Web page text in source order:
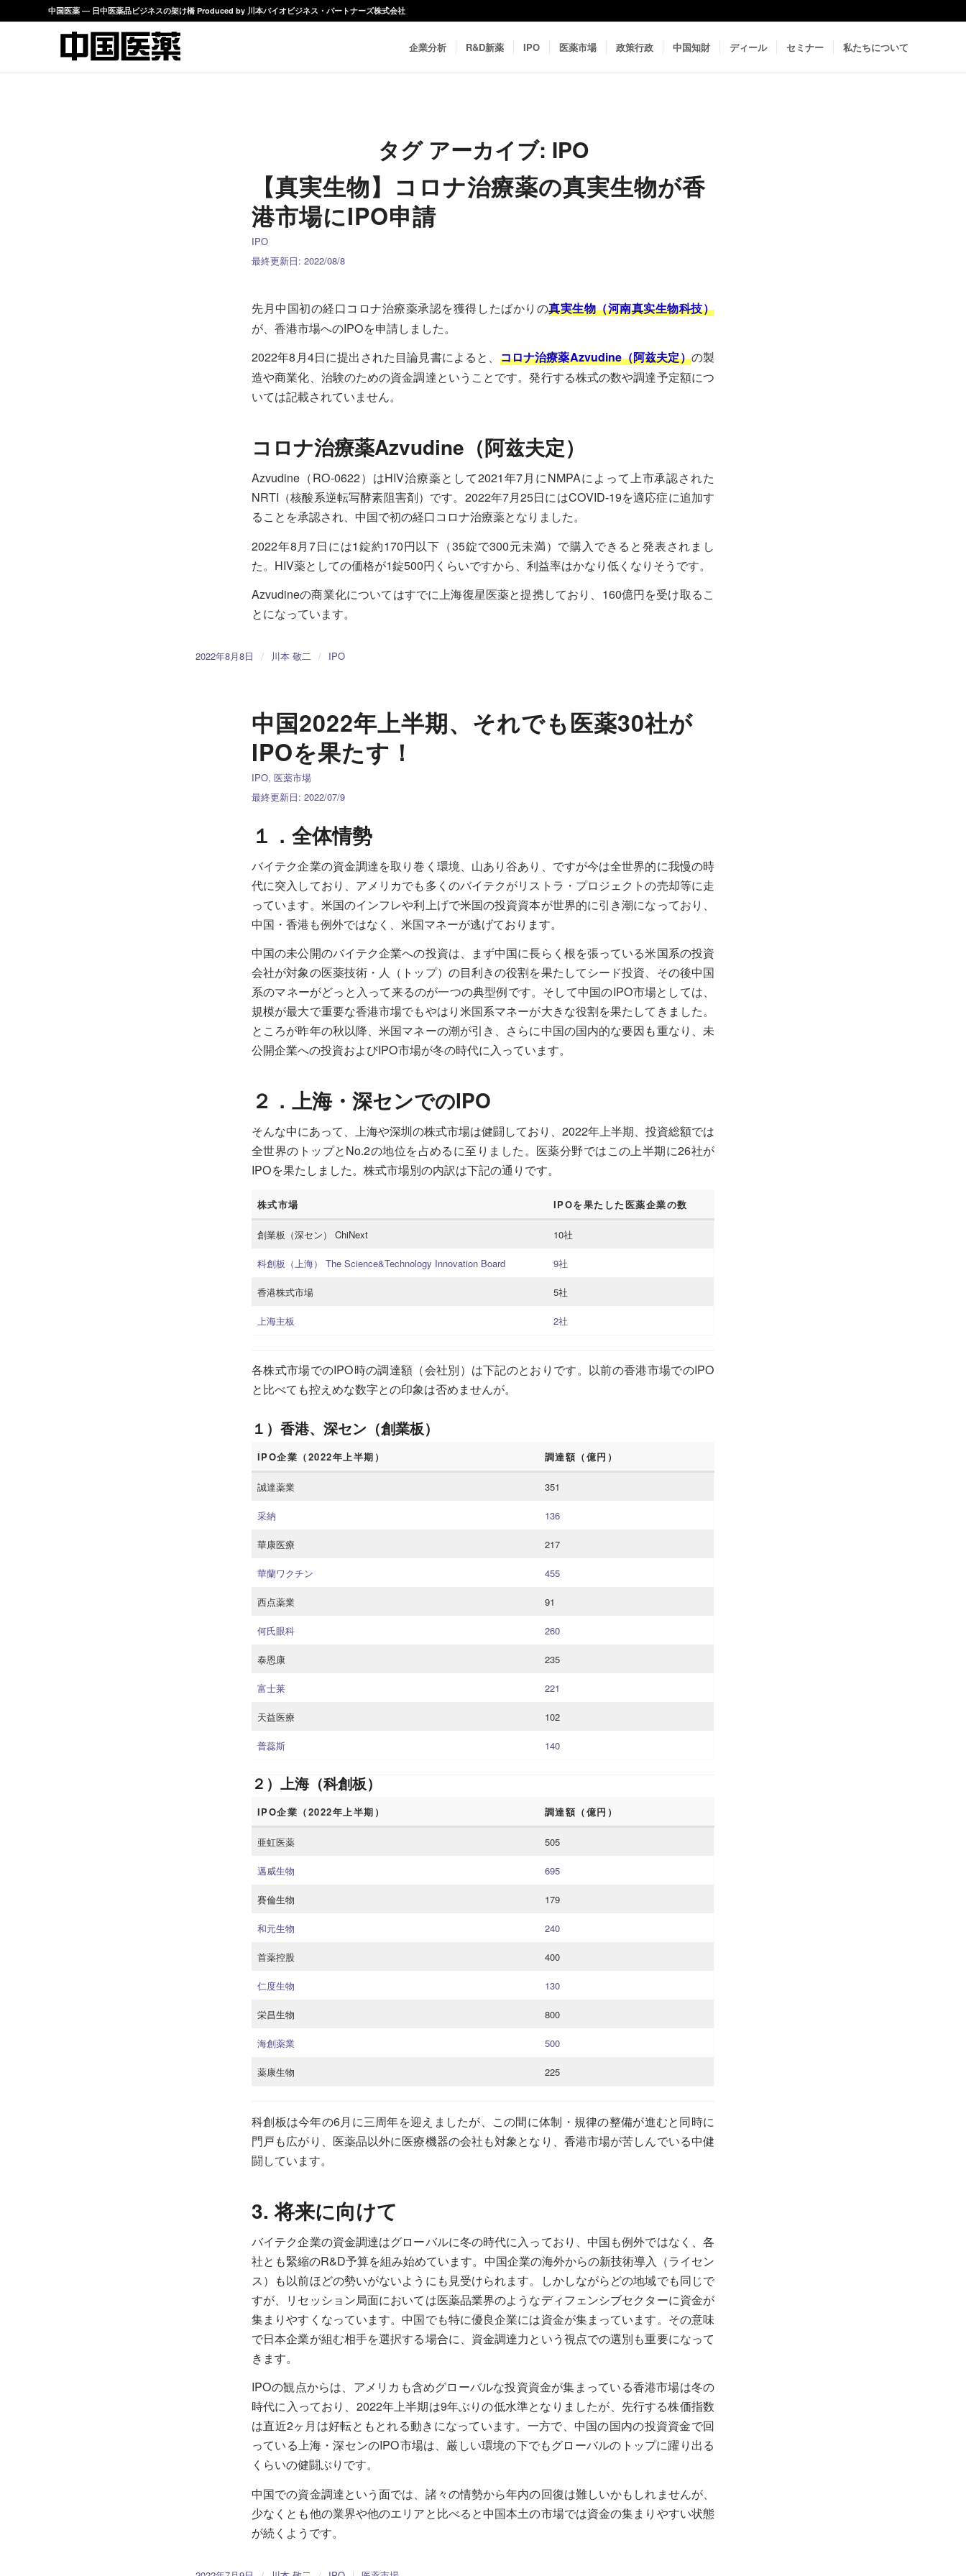
中国医薬 ― 日中医薬品ビジネスの架け橋 Produced by 川本バイオビジネス・パートナーズ株式会社
企業分析 R&D新薬 IPO 医薬市場 政策行政 中国知財 ディール セミナー 私たちについて
タグ アーカイブ: IPO
【真実生物】コロナ治療薬の真実生物が香
港市場にIPO申請
IPO
最終更新日: 2022/08/8
先月中国初の経口コロナ治療薬承認を獲得したばかりの真実生物（河南真实生物科技）
が、香港市場へのIPOを申請しました。
2022年8月4日に提出された目論見書によると、 コロナ治療薬Azvudine（阿兹夫定）の製
造や商業化、治験のための資金調達ということです。発行する株式の数や調達予定額につ
いては記載されていません。
コロナ治療薬Azvudine（阿兹夫定）
Azvudine（RO-0622）はHIV治療薬として2021年7月にNMPAによって上市承認された
NRTI（核酸系逆転写酵素阻害剤）です。2022年7月25日にはCOVID-19を適応症に追加す
ることを承認され、中国で初の経口コロナ治療薬となりました。
2022年8月7日には1錠約170円以下（35錠で300元未満）で購入できると発表されまし
た。HIV薬としての価格が1錠500円くらいですから、利益率はかなり低くなりそうです。
Azvudineの商業化についてはすでに上海復星医薬と提携しており、160億円を受け取るこ
とになっています。
2022年8月8日 / 川本 敬二 / IPO
中国2022年上半期、それでも医薬30社が
IPOを果たす！
IPO, 医薬市場
最終更新日: 2022/07/9
１．全体情勢
バイテク企業の資金調達を取り巻く環境、山あり谷あり、ですが今は全世界的に我慢の時
代に突入しており、アメリカでも多くのバイテクがリストラ・プロジェクトの売却等に走
っています。米国のインフレや利上げで米国の投資資本が世界的に引き潮になっており、
中国・香港も例外ではなく、米国マネーが逃げております。
中国の未公開のバイテク企業への投資は、まず中国に長らく根を張っている米国系の投資
会社が対象の医薬技術・人（トップ）の目利きの役割を果たしてシード投資、その後中国
系のマネーがどっと入って来るのが一つの典型例です。そして中国のIPO市場としては、
規模が最大で重要な香港市場でもやはり米国系マネーが大きな役割を果たしてきました。
ところが昨年の秋以降、米国マネーの潮が引き、さらに中国の国内的な要因も重なり、未
公開企業への投資およびIPO市場が冬の時代に入っています。
２．上海・深センでのIPO
そんな中にあって、上海や深圳の株式市場は健闘しており、2022年上半期、投資総額では
全世界のトップとNo.2の地位を占めるに至りました。医薬分野ではこの上半期に26社が
IPOを果たしました。株式市場別の内訳は下記の通りです。
株式市場 IPOを果たした医薬企業の数
創業板（深セン） ChiNext 10社
科創板（上海） The Science&Technology Innovation Board 9社
香港株式市場 5社
上海主板 2社
各株式市場でのIPO時の調達額（会社別）は下記のとおりです。以前の香港市場でのIPO
と比べても控えめな数字との印象は否めませんが。
１）香港、深セン（創業板）
IPO企業（2022年上半期） 調達額（億円）
誠達薬業 351
采納 136
華康医療 217
華蘭ワクチン 455
西点薬業 91
何氏眼科 260
泰恩康 235
富士莱 221
天益医療 102
普蕊斯 140
２）上海（科創板）
IPO企業（2022年上半期） 調達額（億円）
亜虹医薬 505
邁威生物 695
賽倫生物 179
和元生物 240
首薬控股 400
仁度生物 130
栄昌生物 800
海創薬業 500
薬康生物 225
科創板は今年の6月に三周年を迎えましたが、この間に体制・規律の整備が進むと同時に
門戸も広がり、医薬品以外に医療機器の会社も対象となり、香港市場が苦しんでいる中健
闘しています。
3. 将来に向けて
バイテク企業の資金調達はグローバルに冬の時代に入っており、中国も例外ではなく、各
社とも緊縮のR&D予算を組み始めています。中国企業の海外からの新技術導入（ライセン
ス）も以前ほどの勢いがないようにも見受けられます。しかしながらどの地域でも同じで
すが、リセッション局面においては医薬品業界のようなディフェンシブセクターに資金が
集まりやすくなっています。中国でも特に優良企業には資金が集まっています。その意味
で日本企業が組む相手を選択する場合に、資金調達力という視点での選別も重要になって
きます。
IPOの観点からは、アメリカも含めグローバルな投資資金が集まっている香港市場は冬の
時代に入っており、2022年上半期は9年ぶりの低水準となりましたが、先行する株価指数
は直近2ヶ月は好転ともとれる動きになっています。一方で、中国の国内の投資資金で回
っている上海・深センのIPO市場は、厳しい環境の下でもグローバルのトップに躍り出る
くらいの健闘ぶりです。
中国での資金調達という面では、諸々の情勢から年内の回復は難しいかもしれませんが、
少なくとも他の業界や他のエリアと比べると中国本土の市場では資金の集まりやすい状態
が続くようです。